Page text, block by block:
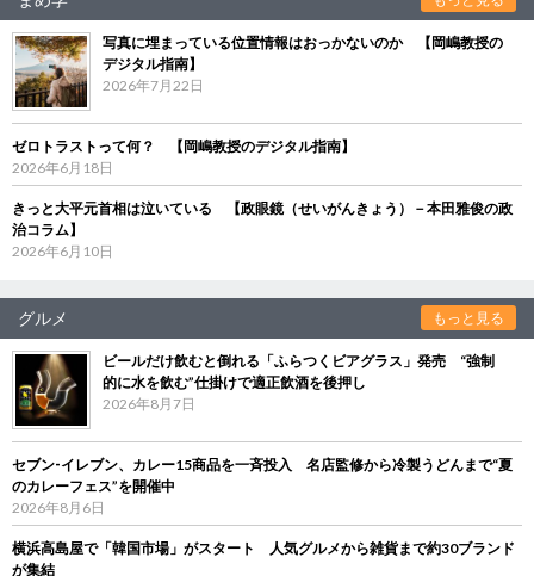
写真に埋まっている位置情報はおっかないのか 【岡嶋教授の
デジタル指南】
2026年7月22日
ゼロトラストって何？ 【岡嶋教授のデジタル指南】
2026年6月18日
きっと大平元首相は泣いている 【政眼鏡（せいがんきょう）－本田雅俊の政
治コラム】
2026年6月10日
グルメ もっと見る
ビールだけ飲むと倒れる「ふらつくビアグラス」発売 “強制
的に水を飲む”仕掛けで適正飲酒を後押し
2026年8月7日
セブン‐イレブン、カレー15商品を一斉投入 名店監修から冷製うどんまで“夏
のカレーフェス”を開催中
2026年8月6日
横浜高島屋で「韓国市場」がスタート 人気グルメから雑貨まで約30ブランド
が集結